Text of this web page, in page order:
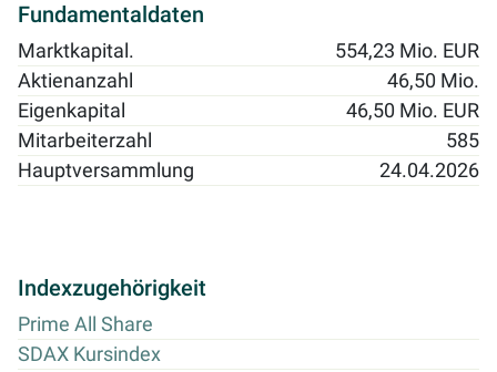
Fundamentaldaten
Marktkapital.
554,23 Mio. EUR
Aktienanzahl
46,50 Mio.
Eigenkapital
46,50 Mio. EUR
Mitarbeiterzahl
585
Hauptversammlung
24.04.2026
Indexzugehörigkeit
Prime All Share
SDAX Kursindex